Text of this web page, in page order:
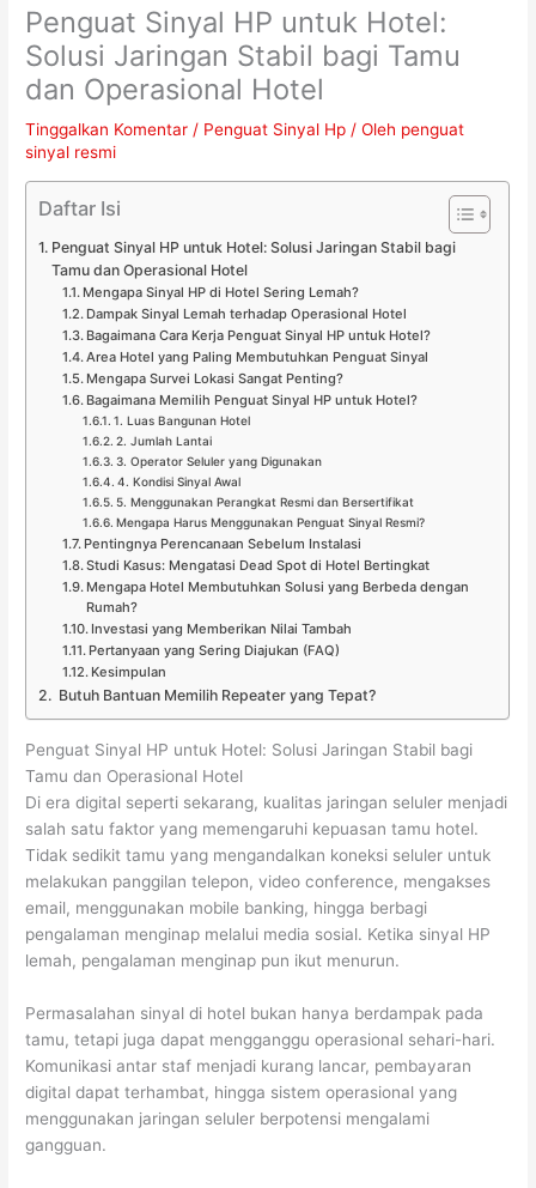
Penguat Sinyal HP untuk Hotel:
Solusi Jaringan Stabil bagi Tamu
dan Operasional Hotel
Tinggalkan Komentar / Penguat Sinyal Hp / Oleh penguat
sinyal resmi
Daftar Isi
Penguat Sinyal HP untuk Hotel: Solusi Jaringan Stabil bagi
Tamu dan Operasional Hotel
Mengapa Sinyal HP di Hotel Sering Lemah?
Dampak Sinyal Lemah terhadap Operasional Hotel
Bagaimana Cara Kerja Penguat Sinyal HP untuk Hotel?
Area Hotel yang Paling Membutuhkan Penguat Sinyal
Mengapa Survei Lokasi Sangat Penting?
Bagaimana Memilih Penguat Sinyal HP untuk Hotel?
1. Luas Bangunan Hotel
2. Jumlah Lantai
3. Operator Seluler yang Digunakan
4. Kondisi Sinyal Awal
5. Menggunakan Perangkat Resmi dan Bersertifikat
Mengapa Harus Menggunakan Penguat Sinyal Resmi?
Pentingnya Perencanaan Sebelum Instalasi
Studi Kasus: Mengatasi Dead Spot di Hotel Bertingkat
Mengapa Hotel Membutuhkan Solusi yang Berbeda dengan
Rumah?
Investasi yang Memberikan Nilai Tambah
Pertanyaan yang Sering Diajukan (FAQ)
Kesimpulan
Butuh Bantuan Memilih Repeater yang Tepat?
Penguat Sinyal HP untuk Hotel: Solusi Jaringan Stabil bagi
Tamu dan Operasional Hotel
Di era digital seperti sekarang, kualitas jaringan seluler menjadi
salah satu faktor yang memengaruhi kepuasan tamu hotel.
Tidak sedikit tamu yang mengandalkan koneksi seluler untuk
melakukan panggilan telepon, video conference, mengakses
email, menggunakan mobile banking, hingga berbagi
pengalaman menginap melalui media sosial. Ketika sinyal HP
lemah, pengalaman menginap pun ikut menurun.
Permasalahan sinyal di hotel bukan hanya berdampak pada
tamu, tetapi juga dapat mengganggu operasional sehari-hari.
Komunikasi antar staf menjadi kurang lancar, pembayaran
digital dapat terhambat, hingga sistem operasional yang
menggunakan jaringan seluler berpotensi mengalami
gangguan.